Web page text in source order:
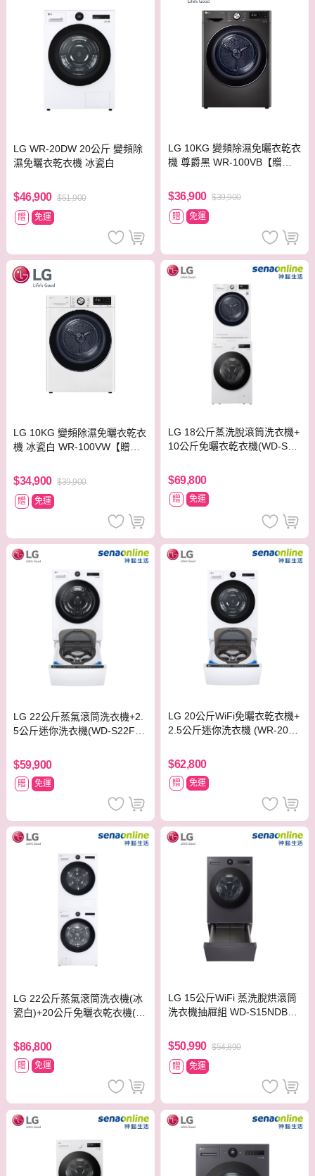
LG WR-20DW 20公斤 變頻除
濕免曬衣乾衣機 冰瓷白
$46,900 $51,900
贈
免運
LG 10KG 變頻除濕免曬衣乾衣
機 尊爵黑 WR-100VB【贈基
$36,900 $39,900
贈
免運
LG 10KG 變頻除濕免曬衣乾衣
機 冰瓷白 WR-100VW【贈基
$34,900 $39,900
贈
免運
LG 18公斤蒸洗脫滾筒洗衣機+
10公斤免曬衣乾衣機(WD-S18
$69,800
贈 免運
LG 22公斤蒸氣滾筒洗衣機+2.
5公斤迷你洗衣機(WD-S22FW
$59,900
贈 免運
LG 20公斤WiFi免曬衣乾衣機+
2.5公斤迷你洗衣機 (WR-20D
$62,800
贈 免運
LG 22公斤蒸氣滾筒洗衣機(冰
瓷白)+20公斤免曬衣乾衣機(W
$86,800
贈 免運
LG 15公斤WiFi 蒸洗脫烘滾筒
洗衣機抽屜組 WD-S15NDB+L
$50,990 $54,890
贈
免運